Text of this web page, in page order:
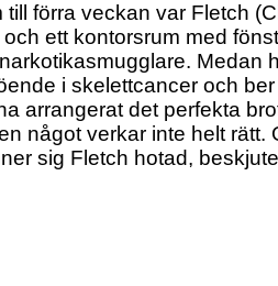
till förra veckan var Fletch
ett kontorsrum med
Medan
i skelettcancer och
arrangerat det perfekta
något verkar inte helt
sig Fletch hotad,